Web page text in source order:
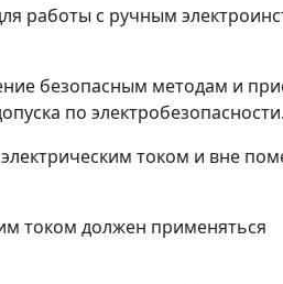
работы с ручным
безопасным методам и
по электробезопасности.
током и вне
током должен применяться